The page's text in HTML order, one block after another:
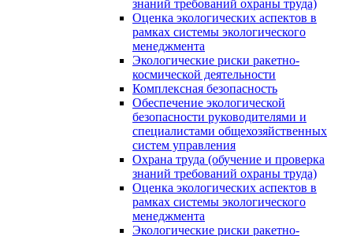
знаний требований охраны труда)
Оценка экологических аспектов в
рамках системы экологического
менеджмента
Экологические риски ракетно-
космической деятельности
Комплексная безопасность
Обеспечение экологической
безопасности руководителями и
специалистами общехозяйственных
систем управления
Охрана труда (обучение и проверка
знаний требований охраны труда)
Оценка экологических аспектов в
рамках системы экологического
менеджмента
Экологические риски ракетно-